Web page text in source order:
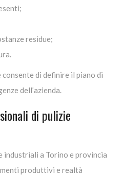
residue;
di definire il piano di
dell’azienda.
di pulizie
a Torino e provincia
produttivi e realtà